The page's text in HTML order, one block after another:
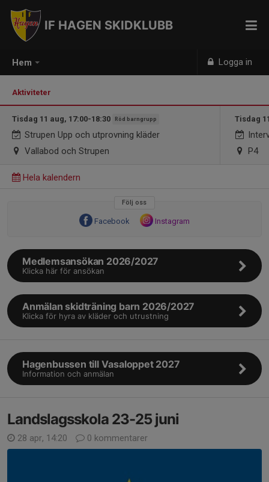
Hem Logga in
IF HAGEN SKIDKLUBB
Aktiviteter
Tisdag 11 aug, 17:00-18:30 Röd barngrupp
Strupen Upp och utprovning kläder
Vallabod och Strupen
Tisdag
P4
Hela kalendern
Följ oss
Facebook Instagram
Medlemsansökan 2026/2027
Klicka här för ansökan
Anmälan skidträning barn 2026/2027
Klicka för hyra av kläder och utrustning
Hagenbussen till Vasaloppet 2027
Information och anmälan
Landslagsskola 23-25 juni
28 apr, 14:20 0 kommentarer